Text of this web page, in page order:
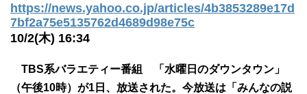
https://news.yahoo.co.jp/articles/4b3853289e17d
7bf2a75e5135762d4689d98e75c
10/2(木) 16:34
TBS系バラエティー番組 「水曜日のダウンタウン」
（午後10時）が1日、放送された。今放送は「みんなの説